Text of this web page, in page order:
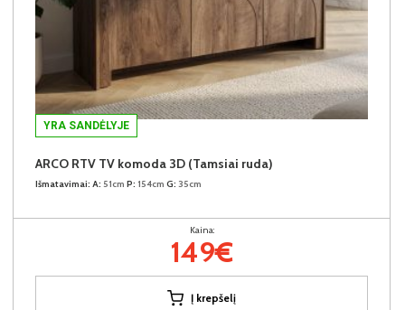
YRA SANDĖLYJE
ARCO RTV TV komoda 3D (Tamsiai ruda)
Išmatavimai: A: 51cm P: 154cm G: 35cm
Kaina:
149€
Į krepšelį